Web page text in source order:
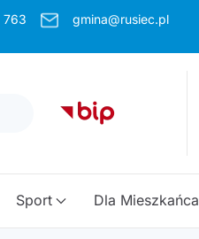
763 gmina@rusiec.pl
Sport Dla Mieszkańca